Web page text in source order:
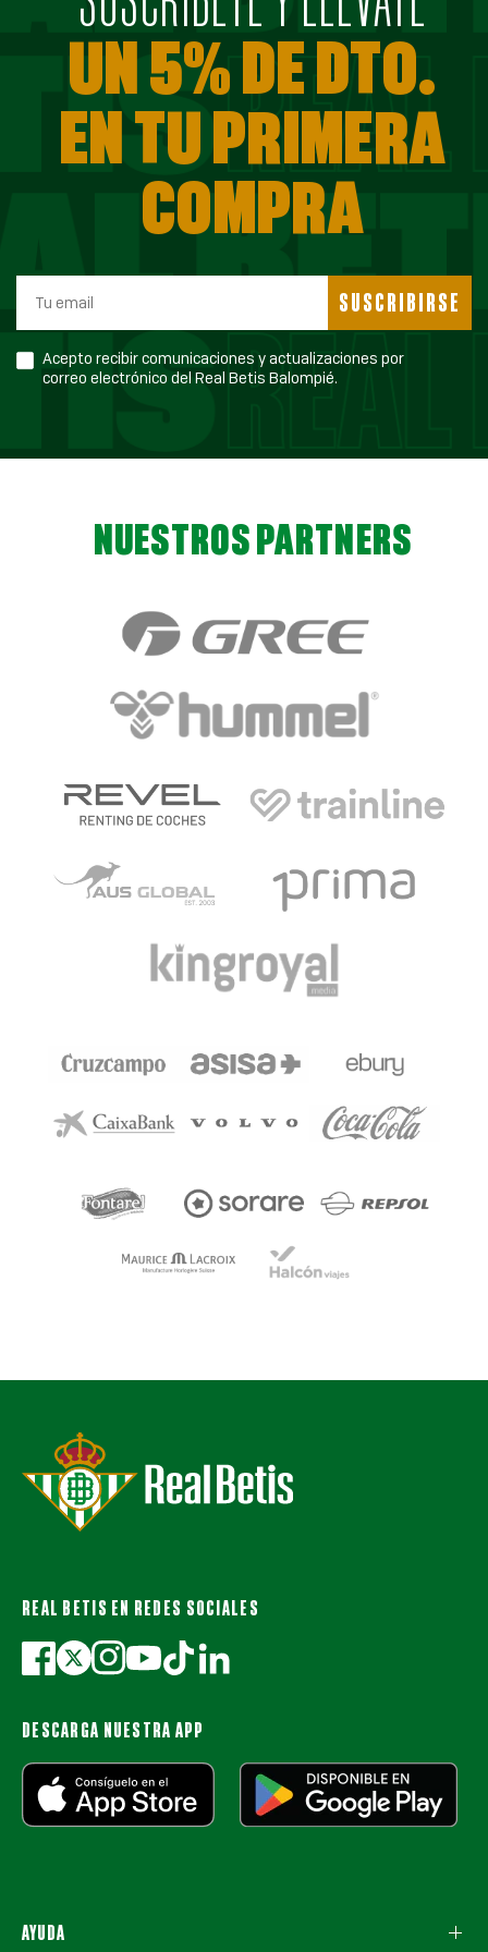
UN 5% DE DTO.
EN TU PRIMERA
COMPRA
SUSCRIBIRSE
Acepto recibir comunicaciones y actualizaciones por
correo electrónico del Real Betis Balompié.
NUESTROS PARTNERS
REAL BETIS EN REDES SOCIALES
DESCARGA NUESTRA APP
AYUDA